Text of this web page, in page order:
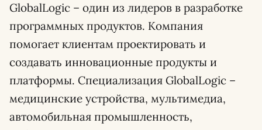
GlobalLogic – один из лидеров в разработке
программных продуктов. Компания
помогает клиентам проектировать и
создавать инновационные продукты и
платформы. Специализация GlobalLogic –
медицинские устройства, мультимедиа,
автомобильная промышленность,